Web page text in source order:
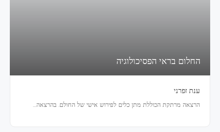
החלום בראי הפסיכולוגיה
ענת זפרני
הרצאה מרתקת הכוללת מתן כלים לפירוש אישי של החולם. בהרצאה…